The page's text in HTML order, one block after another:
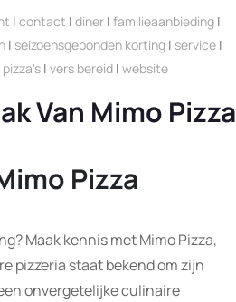
| contact | diner | familieaanbieding |
| seizoensgebonden korting | service |
| vers bereid | website
Van Mimo Pizza
Pizza
Maak kennis met Mimo Pizza,
pizzeria staat bekend om zijn
onvergetelijke culinaire